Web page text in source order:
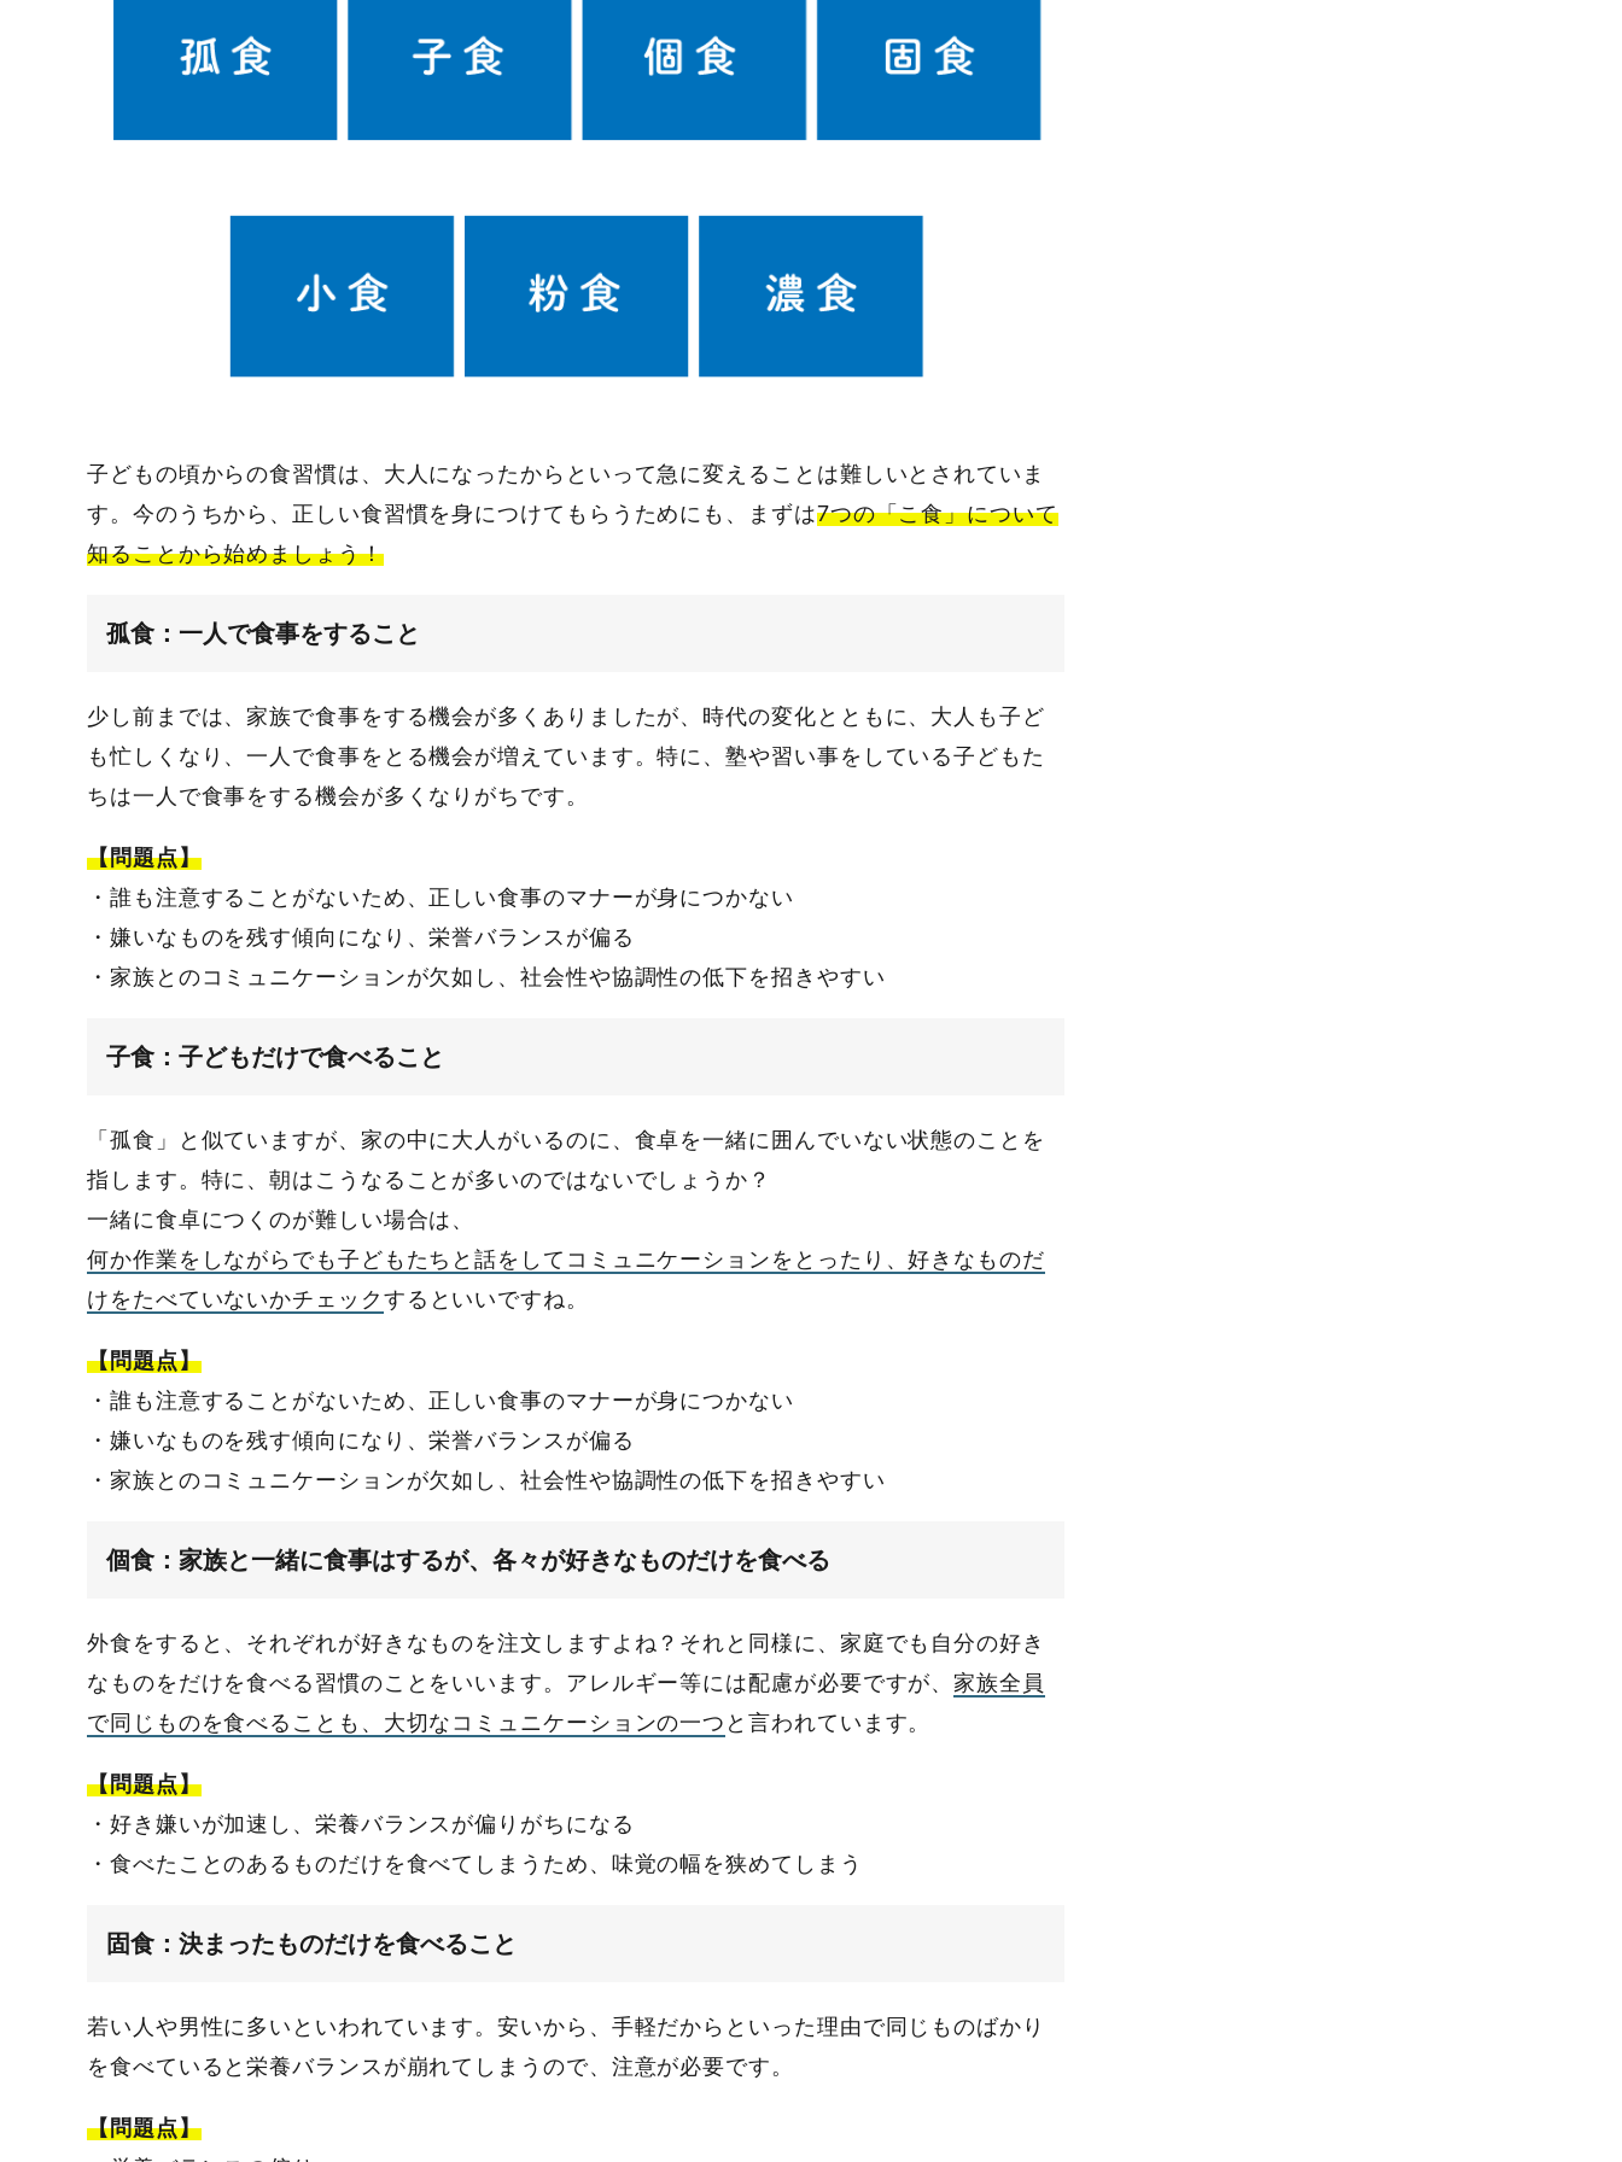
子どもの頃からの食習慣は、大人になったからといって急に変えることは難しいとされていま
す。今のうちから、正しい食習慣を身につけてもらうためにも、まずは7つの「こ食」について
知ることから始めましょう！
孤食：一人で食事をすること
少し前までは、家族で食事をする機会が多くありましたが、時代の変化とともに、大人も子ど
も忙しくなり、一人で食事をとる機会が増えています。特に、塾や習い事をしている子どもた
ちは一人で食事をする機会が多くなりがちです。
【問題点】
・誰も注意することがないため、正しい食事のマナーが身につかない
・嫌いなものを残す傾向になり、栄誉バランスが偏る
・家族とのコミュニケーションが欠如し、社会性や協調性の低下を招きやすい
子食：子どもだけで食べること
「孤食」と似ていますが、家の中に大人がいるのに、食卓を一緒に囲んでいない状態のことを
指します。特に、朝はこうなることが多いのではないでしょうか？
一緒に食卓につくのが難しい場合は、
何か作業をしながらでも子どもたちと話をしてコミュニケーションをとったり、好きなものだ
けをたべていないかチェックするといいですね。
【問題点】
・誰も注意することがないため、正しい食事のマナーが身につかない
・嫌いなものを残す傾向になり、栄誉バランスが偏る
・家族とのコミュニケーションが欠如し、社会性や協調性の低下を招きやすい
個食：家族と一緒に食事はするが、各々が好きなものだけを食べる
外食をすると、それぞれが好きなものを注文しますよね？それと同様に、家庭でも自分の好き
なものをだけを食べる習慣のことをいいます。アレルギー等には配慮が必要ですが、 家族全員
で同じものを食べることも、大切なコミュニケーションの一つ と言われています。
【問題点】
・好き嫌いが加速し、栄養バランスが偏りがちになる
・食べたことのあるものだけを食べてしまうため、味覚の幅を狭めてしまう
固食：決まったものだけを食べること
若い人や男性に多いといわれています。安いから、手軽だからといった理由で同じものばかり
を食べていると栄養バランスが崩れてしまうので、注意が必要です。
【問題点】